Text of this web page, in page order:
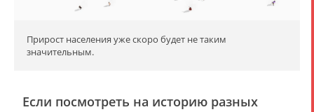
Прирост населения уже скоро будет не таким
значительным.
Если посмотреть на историю разных